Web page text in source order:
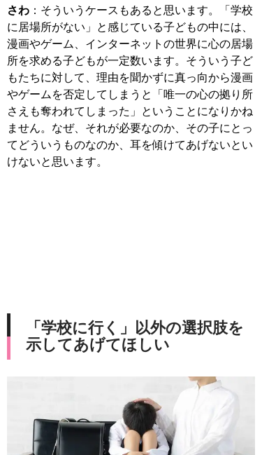
さわ ：そういうケースもあると思います。「学校
に居場所がない」と感じている子どもの中には、
漫画やゲーム、インターネットの世界に心の居場
所を求める子どもが一定数います。そういう子ど
もたちに対して、理由を聞かずに真っ向から漫画
やゲームを否定してしまうと「唯一の心の拠り所
さえも奪われてしまった」ということになりかね
ません。なぜ、それが必要なのか、その子にとっ
てどういうものなのか、耳を傾けてあげないとい
けないと思います。
「学校に行く」以外の選択肢を
示してあげてほしい